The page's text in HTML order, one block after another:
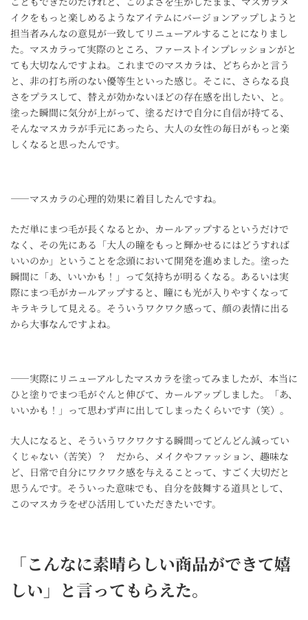
イクをもっと楽しめるようなアイテムにバージョンアップしようと
担当者みんなの意見が一致してリニューアルすることになりまし
た。マスカラって実際のところ、ファーストインプレッションがと
ても大切なんですよね。これまでのマスカラは、どちらかと言う
と、非の打ち所のない優等生といった感じ。そこに、さらなる良
さをプラスして、替えが効かないほどの存在感を出したい、と。
塗った瞬間に気分が上がって、塗るだけで自分に自信が持てる、
そんなマスカラが手元にあったら、大人の女性の毎日がもっと楽
しくなると思ったんです。
――マスカラの心理的効果に着目したんですね。
ただ単にまつ毛が長くなるとか、カールアップするというだけで
なく、その先にある「大人の瞳をもっと輝かせるにはどうすれば
いいのか」ということを念頭において開発を進めました。塗った
瞬間に「あ、いいかも！」って気持ちが明るくなる。あるいは実
際にまつ毛がカールアップすると、瞳にも光が入りやすくなって
キラキラして見える。そういうワクワク感って、顔の表情に出る
から大事なんですよね。
――実際にリニューアルしたマスカラを塗ってみましたが、本当に
ひと塗りでまつ毛がぐんと伸びて、カールアップしました。「あ、
いいかも！」って思わず声に出してしまったくらいです（笑）。
大人になると、そういうワクワクする瞬間ってどんどん減ってい
くじゃない（苦笑）？ だから、メイクやファッション、趣味な
ど、日常で自分にワクワク感を与えることって、すごく大切だと
思うんです。そういった意味でも、自分を鼓舞する道具として、
このマスカラをぜひ活用していただきたいです。
「こんなに素晴らしい商品ができて嬉
しい」と言ってもらえた。